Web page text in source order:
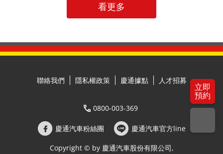
看更多
聯絡我們 隱私權政策 慶通據點 人才招募
0800-003-369
慶通汽車粉絲團 慶通汽車官方line
Copyright © by 慶通汽車股份有限公司,
立即
預約